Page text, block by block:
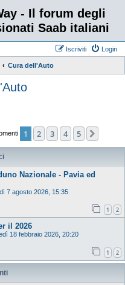
- Il forum degli
Saab italiani
Login
Iscriviti
Cura dell'Auto
1 2 3 4 5
Nazionale - Pavia ed
7 agosto 2026, 15:35
1 2
il 2026
18 febbraio 2026, 20:20
1 2